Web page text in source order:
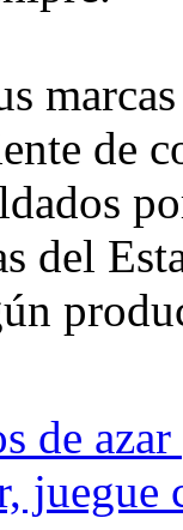
de
del
de
juegue